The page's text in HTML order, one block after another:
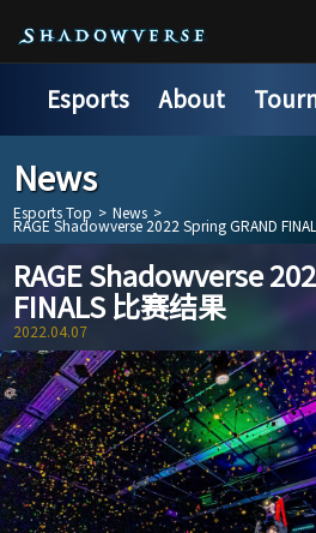
Esports About
News
Esports Top > News >
RAGE Shadowverse 2022 Spring GRAND
RAGE Shadowverse
FINALS 比赛结果
2022.04.07